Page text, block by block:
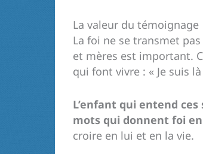
La valeur du témoignage
La foi ne se transmet
et mères est important.
qui font vivre : « Je suis
L’enfant qui entend
mots qui donnent foi
croire en lui et en la vie.